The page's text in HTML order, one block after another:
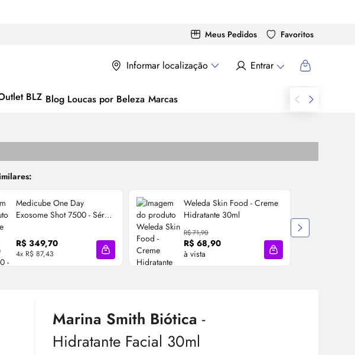
Meus Pedidos Favoritos
Informar localização Entrar
Blog Loucas por Beleza Marcas
Medicube One Day
Exosome Shot 7500 - Sérum
R$ 349,70
4x R$ 87,43 Adicionar à sacola
Weleda Skin Food - Creme
Hidratante 30ml
R$ 71,90
R$ 68,90
à vista
Adicionar à sacola
Marina Smith Biótica -
Hidratante Facial 30ml